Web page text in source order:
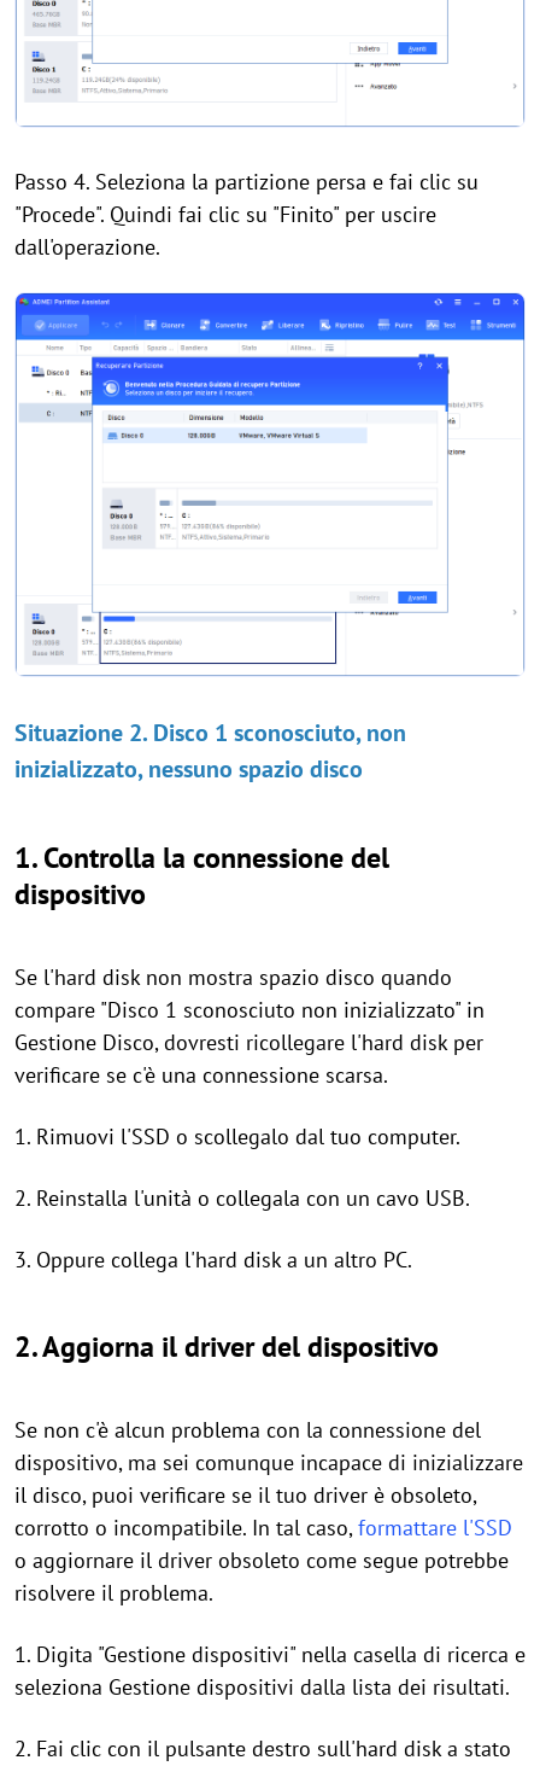
Passo 4. Seleziona la partizione persa e fai clic su
"Procede". Quindi fai clic su "Finito" per uscire
dall'operazione.
Situazione 2. Disco 1 sconosciuto, non
inizializzato, nessuno spazio disco
1. Controlla la connessione del
dispositivo
Se l'hard disk non mostra spazio disco quando
compare "Disco 1 sconosciuto non inizializzato" in
Gestione Disco, dovresti ricollegare l'hard disk per
verificare se c'è una connessione scarsa.
1. Rimuovi l'SSD o scollegalo dal tuo computer.
2. Reinstalla l'unità o collegala con un cavo USB.
3. Oppure collega l'hard disk a un altro PC.
2. Aggiorna il driver del dispositivo
Se non c'è alcun problema con la connessione del
dispositivo, ma sei comunque incapace di inizializzare
il disco, puoi verificare se il tuo driver è obsoleto,
corrotto o incompatibile. In tal caso,formattare l'SSD
o aggiornare il driver obsoleto come segue potrebbe
risolvere il problema.
1. Digita "Gestione dispositivi" nella casella di ricerca e
seleziona Gestione dispositivi dalla lista dei risultati.
2. Fai clic con il pulsante destro sull'hard disk a stato